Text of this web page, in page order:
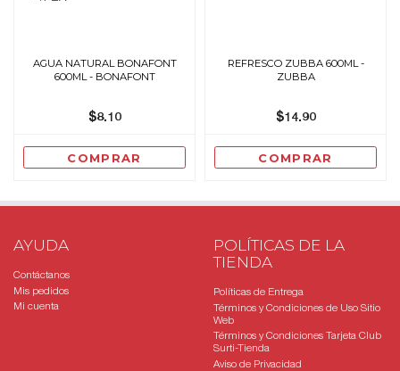
AGUA NATURAL BONAFONT
600ML - BONAFONT
$8.10
COMPRAR
REFRESCO ZUBBA 600ML -
ZUBBA
$14.90
COMPRAR
AYUDA
Contáctanos
Mis pedidos
Mi cuenta
POLÍTICAS DE LA
TIENDA
Políticas de Entrega
Términos y Condiciones de Uso Sitio
Web
Términos y Condiciones Tarjeta Club
Surti-Tienda
Aviso de Privacidad